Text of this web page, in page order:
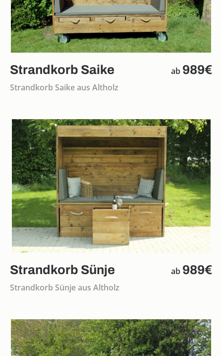
Strandkorb Saike ab 989€
Strandkorb Saike aus Altholz
Strandkorb Sünje ab 989€
Strandkorb Sünje aus Altholz